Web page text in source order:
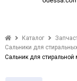
Каталог
Сальники для
Сальник для